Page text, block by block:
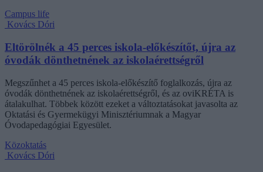
Campus life
Kovács Dóri
Eltörölnék a 45 perces iskola-előkészítőt, újra az
óvodák dönthetnének az iskolaérettségről
Megszűnhet a 45 perces iskola-előkészítő foglalkozás, újra az
óvodák dönthetnének az iskolaérettségről, és az oviKRÉTA is
átalakulhat. Többek között ezeket a változtatásokat javasolta az
Oktatási és Gyermekügyi Minisztériumnak a Magyar
Óvodapedagógiai Egyesület.
Közoktatás
Kovács Dóri